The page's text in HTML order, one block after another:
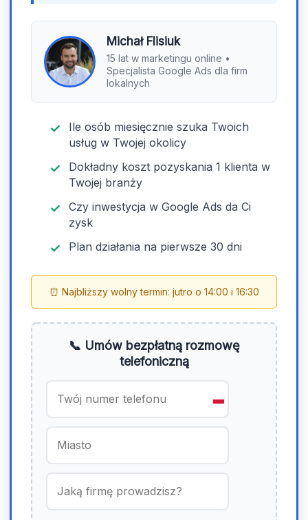
Michał Flisiuk
15 lat w marketingu online •
Specjalista Google Ads dla firm
lokalnych
Ile osób miesięcznie szuka Twoich
usług w Twojej okolicy
Dokładny koszt pozyskania 1 klienta w
Twojej branży
Czy inwestycja w Google Ads da Ci
zysk
Plan działania na pierwsze 30 dni
⏰ Najbliższy wolny termin: jutro o 14:00 i 16:30
📞 Umów bezpłatną rozmowę
telefoniczną
P
o
n